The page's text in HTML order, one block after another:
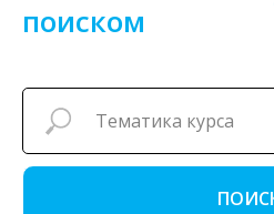
поиском